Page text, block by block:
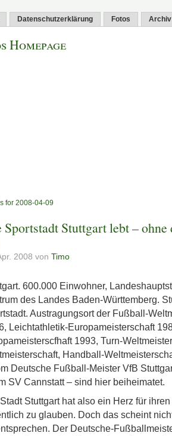
Datenschutzerklärung Fotos Archiv
Homepage
for 2008-04-09
Sportstadt Stuttgart lebt –
2008 von Timo
600.000 Einwohner,
des Landes Baden-Württemberg.
Austragungsort der Fußball-
Leichtathletik-Europameisterschaft
1993, Turn-
Handball-
Deutsche Fußball-Meister VfB
SV Cannstatt – sind hier beiheimatet.
Stuttgart hat also ein Herz für
zu glauben. Doch das scheint
Der Deutsche-